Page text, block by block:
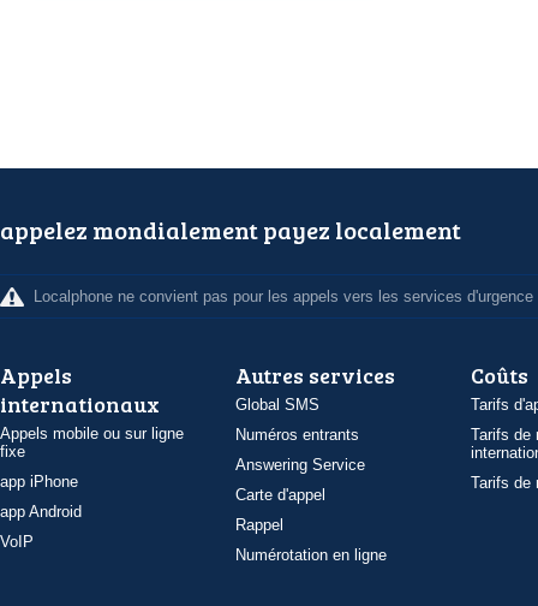
appelez mondialement payez localement
Localphone ne convient pas pour les appels vers les services d'urgence
Appels
internationaux
Appels mobile ou sur ligne
fixe
app iPhone
app Android
VoIP
Autres services
Global SMS
Numéros entrants
Answering Service
Carte d'appel
Rappel
Numérotation en ligne
Coûts
Tarifs
Tarifs de
Tarifs de